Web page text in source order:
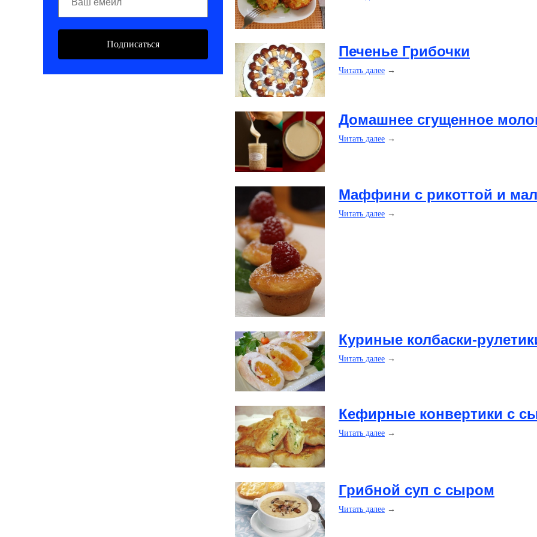
Подписаться ​Печенье Грибочки
Читать далее →
​Домашнее сгущенное
Читать далее →
​Маффини с рикоттой и
Читать далее →
​Куриные колбаски-
Читать далее →
​Кефирные конвертики с
Читать далее →
​Грибной суп с сыром
Читать далее →